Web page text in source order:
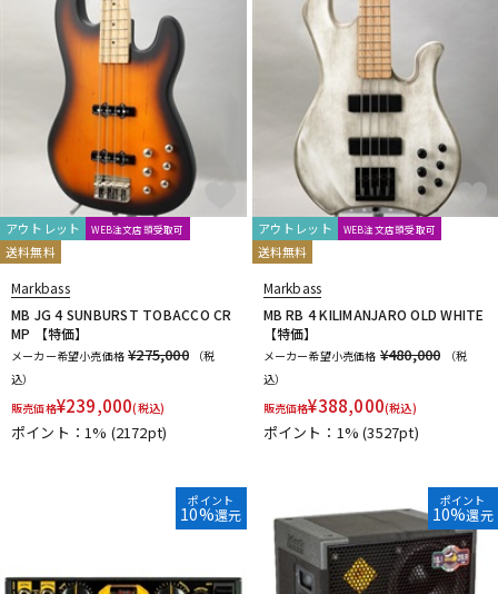
配信/ライブ機器 楽器アクセサリ
中古 ヴィンテージ
アウトレット WEB注文店頭受取可
送料無料
Markbass
MB JG 4 SUNBURST TOBACCO CR
MP 【特価】
メーカー希望小売価格 ¥275,000
（税
込）
販売価格¥239,000(税込)
ポイント：1% (2172pt)
アウトレット WEB注文店頭受取可
送料無料
Markbass
MB RB 4 KILIMANJARO OLD WHITE
【特価】
メーカー希望小売価格 ¥480,000
（税
込）
販売価格¥388,000(税込)
ポイント：1%(3527pt)
ポイント
10%還元
ポイント
10%還元